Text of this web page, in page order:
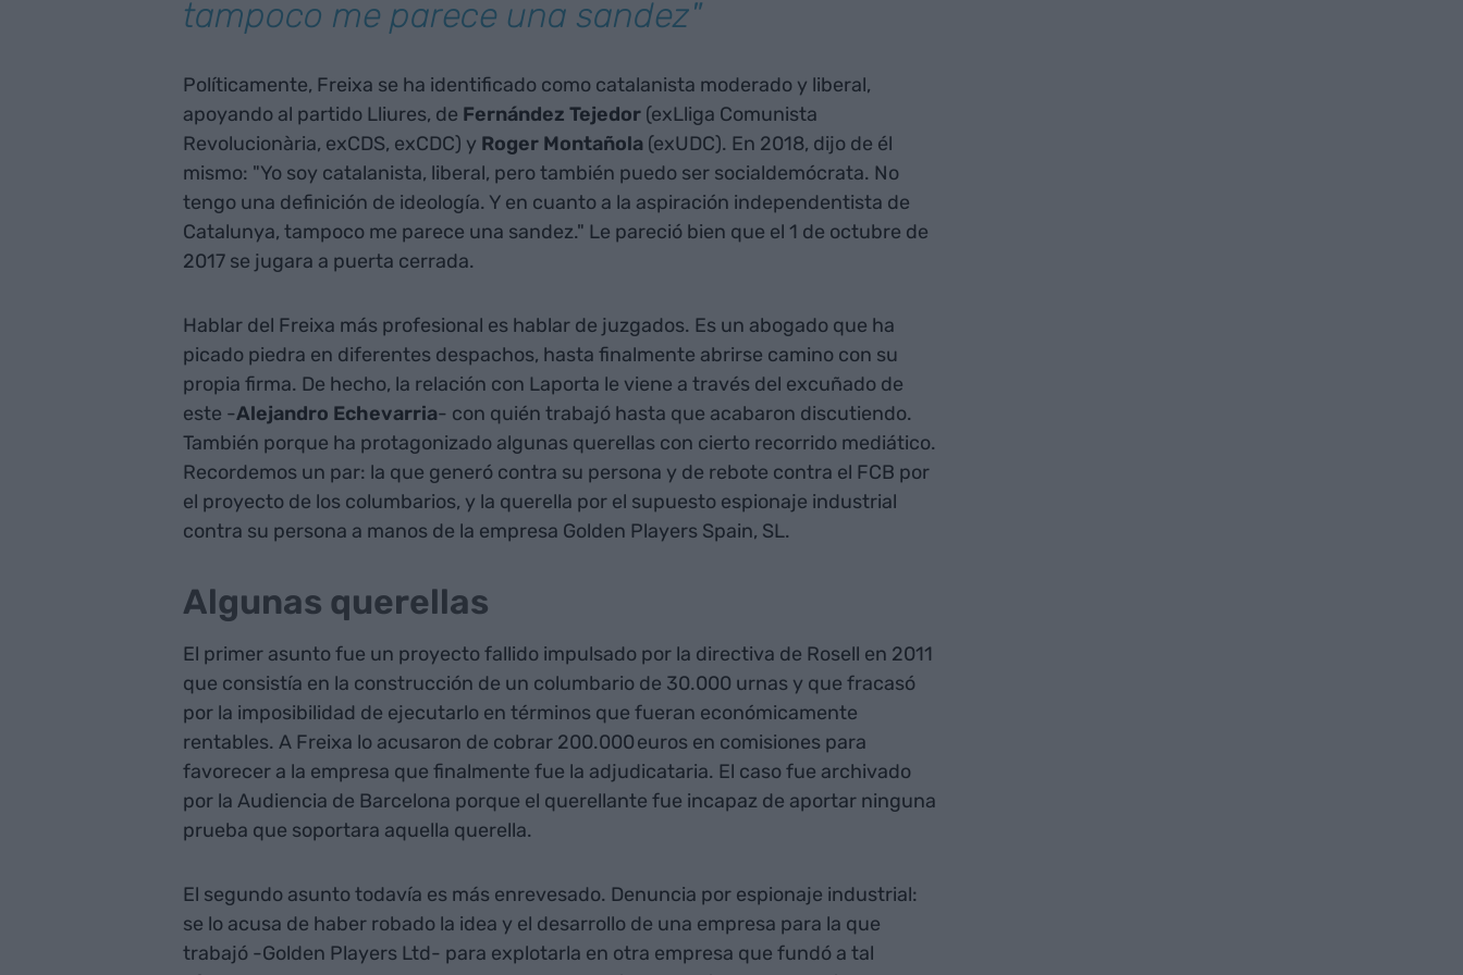
tampoco me parece una sandez"
Políticamente, Freixa se ha identificado como catalanista moderado y liberal,
apoyando al partido Lliures, de Fernández Tejedor(exLliga Comunista
Revolucionària, exCDS, exCDC) y Roger Montañola(exUDC). En 2018, dijo de él
mismo: "Yo soy catalanista, liberal, pero también puedo ser socialdemócrata. No
tengo una definición de ideología. Y en cuanto a la aspiración independentista de
Catalunya, tampoco me parece una sandez." Le pareció bien que el 1 de octubre de
2017 se jugara a puerta cerrada.
Hablar del Freixa más profesional es hablar de juzgados. Es un abogado que ha
picado piedra en diferentes despachos, hasta finalmente abrirse camino con su
propia firma. De hecho, la relación con Laporta le viene a través del excuñado de
este -Alejandro Echevarria- con quién trabajó hasta que acabaron discutiendo.
También porque ha protagonizado algunas querellas con cierto recorrido mediático.
Recordemos un par: la que generó contra su persona y de rebote contra el FCB por
el proyecto de los columbarios, y la querella por el supuesto espionaje industrial
contra su persona a manos de la empresa Golden Players Spain, SL.
Algunas querellas
El primer asunto fue un proyecto fallido impulsado por la directiva de Rosell en 2011
que consistía en la construcción de un columbario de 30.000 urnas y que fracasó
por la imposibilidad de ejecutarlo en términos que fueran económicamente
rentables. A Freixa lo acusaron de cobrar 200.000 euros en comisiones para
favorecer a la empresa que finalmente fue la adjudicataria. El caso fue archivado
por la Audiencia de Barcelona porque el querellante fue incapaz de aportar ninguna
prueba que soportara aquella querella.
El segundo asunto todavía es más enrevesado. Denuncia por espionaje industrial:
se lo acusa de haber robado la idea y el desarrollo de una empresa para la que
trabajó -Golden Players Ltd- para explotarla en otra empresa que fundó a tal